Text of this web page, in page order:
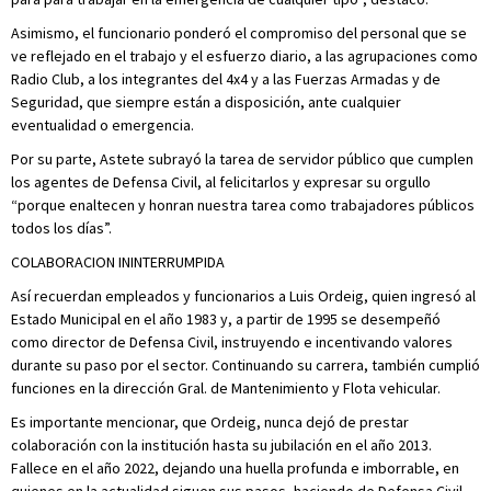
Asimismo, el funcionario ponderó el compromiso del personal que se
ve reflejado en el trabajo y el esfuerzo diario, a las agrupaciones como
Radio Club, a los integrantes del 4x4 y a las Fuerzas Armadas y de
Seguridad, que siempre están a disposición, ante cualquier
eventualidad o emergencia.
Por su parte, Astete subrayó la tarea de servidor público que cumplen
los agentes de Defensa Civil, al felicitarlos y expresar su orgullo
“porque enaltecen y honran nuestra tarea como trabajadores públicos
todos los días”.
COLABORACION ININTERRUMPIDA
Así recuerdan empleados y funcionarios a Luis Ordeig, quien ingresó al
Estado Municipal en el año 1983 y, a partir de 1995 se desempeñó
como director de Defensa Civil, instruyendo e incentivando valores
durante su paso por el sector. Continuando su carrera, también cumplió
funciones en la dirección Gral. de Mantenimiento y Flota vehicular.
Es importante mencionar, que Ordeig, nunca dejó de prestar
colaboración con la institución hasta su jubilación en el año 2013.
Fallece en el año 2022, dejando una huella profunda e imborrable, en